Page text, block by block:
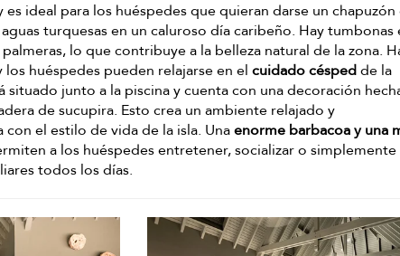
es ideal para los huéspedes que quieran darse un chapuzón
turquesas en un caluroso día caribeño. Hay tumbonas
lo que contribuye a la belleza natural de la zona.
los huéspedes pueden relajarse en elcuidado céspedde la
situado junto a la piscina y cuenta con una decoración
de sucupira. Esto crea un ambiente relajado y
el estilo de vida de la isla. Unaenorme barbacoa y una
a los huéspedes entretener, socializar o simplemente
todos los días.